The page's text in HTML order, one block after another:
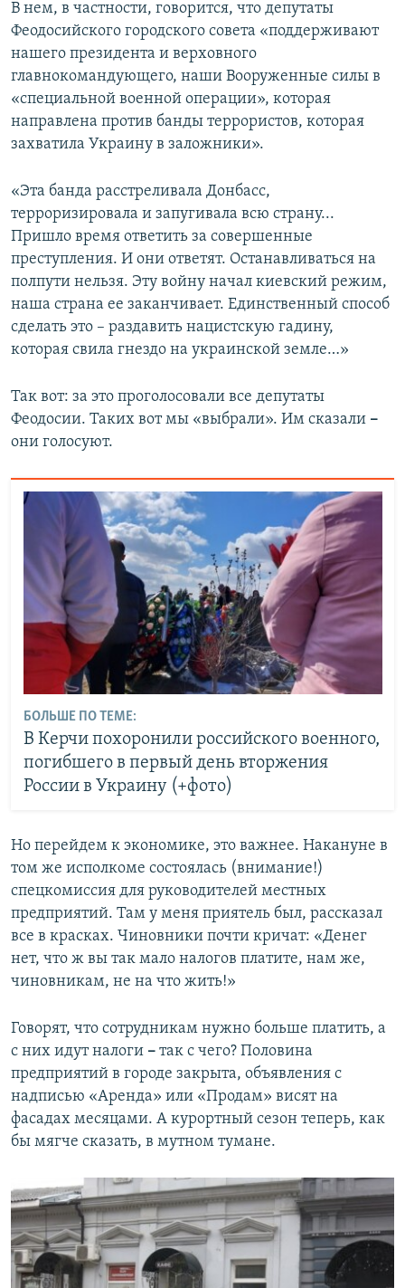
В нем, в частности, говорится, что депутаты
Феодосийского городского совета «поддерживают
нашего президента и верховного
главнокомандующего, наши Вооруженные силы в
«специальной военной операции», которая
направлена против банды террористов, которая
захватила Украину в заложники».
«Эта банда расстреливала Донбасс,
терроризировала и запугивала всю страну...
Пришло время ответить за совершенные
преступления. И они ответят. Останавливаться на
полпути нельзя. Эту войну начал киевский режим,
наша страна ее заканчивает. Единственный способ
сделать это – раздавить нацистскую гадину,
которая свила гнездо на украинской земле…»
Так вот: за это проголосовали все депутаты
Феодосии. Таких вот мы «выбрали». Им сказали –
они голосуют.
БОЛЬШЕ ПО ТЕМЕ:
В Керчи похоронили российского военного,
погибшего в первый день вторжения
России в Украину (+фото)
Но перейдем к экономике, это важнее. Накануне в
том же исполкоме состоялась (внимание!)
спецкомиссия для руководителей местных
предприятий. Там у меня приятель был, рассказал
все в красках. Чиновники почти кричат: «Денег
нет, что ж вы так мало налогов платите, нам же,
чиновникам, не на что жить!»
Говорят, что сотрудникам нужно больше платить, а
с них идут налоги – так с чего? Половина
предприятий в городе закрыта, объявления с
надписью «Аренда» или «Продам» висят на
фасадах месяцами. А курортный сезон теперь, как
бы мягче сказать, в мутном тумане.